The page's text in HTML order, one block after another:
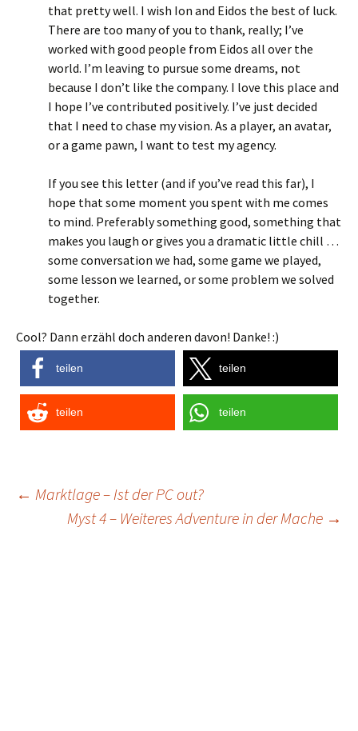
that pretty well. I wish Ion and Eidos the best of luck.
There are too many of you to thank, really; I’ve
worked with good people from Eidos all over the
world. I’m leaving to pursue some dreams, not
because I don’t like the company. I love this place and
I hope I’ve contributed positively. I’ve just decided
that I need to chase my vision. As a player, an avatar,
or a game pawn, I want to test my agency.
If you see this letter (and if you’ve read this far), I
hope that some moment you spent with me comes
to mind. Preferably something good, something that
makes you laugh or gives you a dramatic little chill …
some conversation we had, some game we played,
some lesson we learned, or some problem we solved
together.
Cool? Dann erzähl doch anderen davon! Danke! :)
teilen teilen
teilen teilen
Post
← Marktlage – Ist der PC out?
Myst 4 – Weiteres Adventure in der Mache →